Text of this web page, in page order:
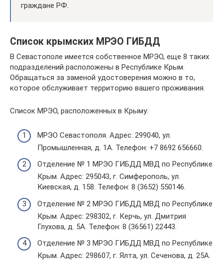
граждане РФ.
Список крымских МРЭО ГИБДД
В Севастополе имеется собственное МРЭО, еще 8 таких
подразделений расположены в Республике Крым.
Обращаться за заменой удостоверения можно в то,
которое обслуживает территорию вашего проживания.
Список МРЭО, расположенных в Крыму:
МРЭО Севастополя. Адрес: 299040, ул.
Промышленная, д. 1А. Телефон: +7 8692 656660.
Отделение № 1 МРЭО ГИБДД МВД по Республике
Крым. Адрес: 295043, г. Симферополь, ул.
Киевская, д. 158. Телефон: 8 (3652) 550146.
Отделение № 2 МРЭО ГИБДД МВД по Республике
Крым. Адрес: 298302, г. Керчь, ул. Дмитрия
Глухова, д. 5А. Телефон: 8 (36561) 22443.
Отделение № 3 МРЭО ГИБДД МВД по Республике
Крым. Адрес: 298607, г. Ялта, ул. Сеченова, д. 25А.